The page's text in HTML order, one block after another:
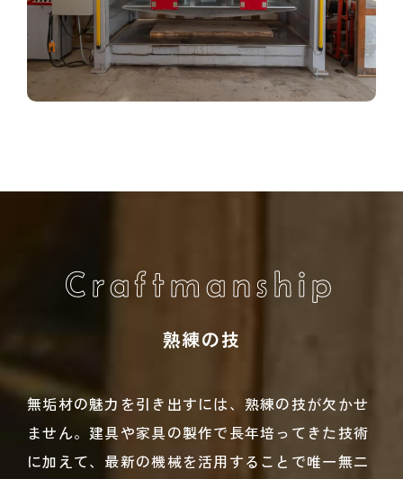
Craftmanship
熟練の技
無垢材の魅力を引き出すには、熟練の技が欠かせ
ません。建具や家具の製作で長年培ってきた技術
に加えて、最新の機械を活用することで唯一無二